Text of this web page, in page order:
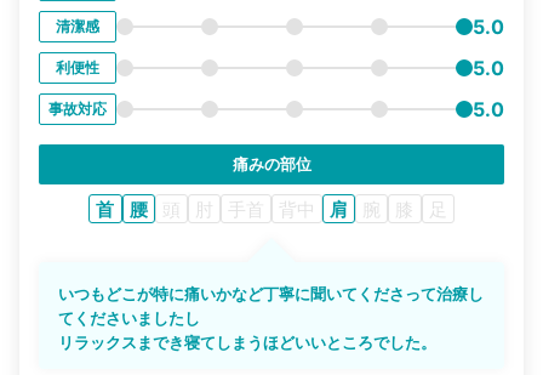
清潔感 5.0
利便性 5.0
事故対応 5.0
痛みの部位
首 腰 頭 肘 手首 背中 肩 腕 膝 足
いつもどこが特に痛いかなど丁寧に聞いてくださって治療し
てくださいましたし
リラックスまでき寝てしまうほどいいところでした。